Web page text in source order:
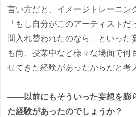
言い方だと、イメージトレーニン
「もし自分がこのアーティスト
間入れ替われたのなら」といった
も尚、授業中など様々な場面で何
せてきた経験があったからだと考
――以前にもそういった妄想を膨
た経験があったのでしょうか？